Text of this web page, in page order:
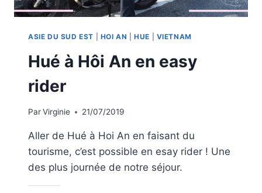
ASIE DU SUD EST HOI AN |HUE VIETNAM
Hué à Hôi An en easy
rider
ParVirginie 21/07/2019
Aller de Hué à Hoi An en faisant du
tourisme, c’est possible en esay rider ! Une
des plus journée de notre séjour.